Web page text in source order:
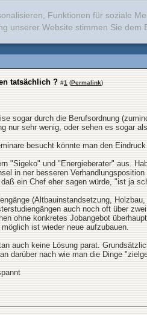
Funktionen für soziale
unserer Website stimmen Sie dem
tatsächlich ? #1 (Permalink)
sogar durch die Berufsordnung
nur sehr wenig, oder sehen es sogar
besucht könnte man den
"Sigeko" und "Energieberater" aus.
in ner besseren
ein Chef eher sagen würde, "ist ja
(Altbauinstandsetzung,
auch noch oft über
ohne konkretes Jobangebot
ist wieder neue aufzubauen.
auch keine Lösung parat.
darüber nach wie man die Dinge